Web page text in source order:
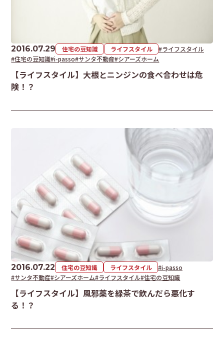
2016.07.29 住宅の豆知識 ライフスタイル
#ライフスタイル
#住宅の豆知識#i-passo#サンタ不動産#シアーズホーム
【ライフスタイル】大根とニンジンの食べ合わせは危
険！？
2016.07.22 住宅の豆知識 ライフスタイル
#i-passo
#サンタ不動産#シアーズホーム#ライフスタイル#住宅の豆知識
【ライフスタイル】風邪薬を緑茶で飲んだら悪化す
る！？